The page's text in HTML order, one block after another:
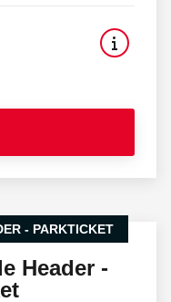
- PARKTICKET
Header -